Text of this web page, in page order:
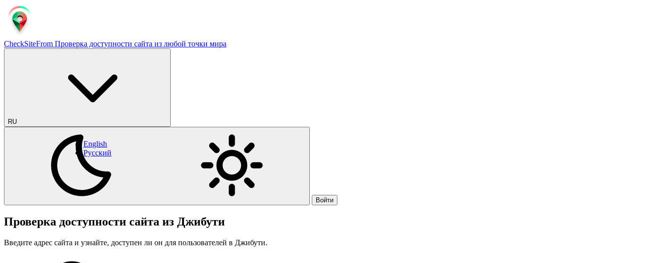
CheckSiteFrom Проверка доступности сайта из любой точки мира
RU
English
Русский
Войти
Проверка доступности сайта из Джибути
Введите адрес сайта и узнайте, доступен ли он для пользователей в Джибути.